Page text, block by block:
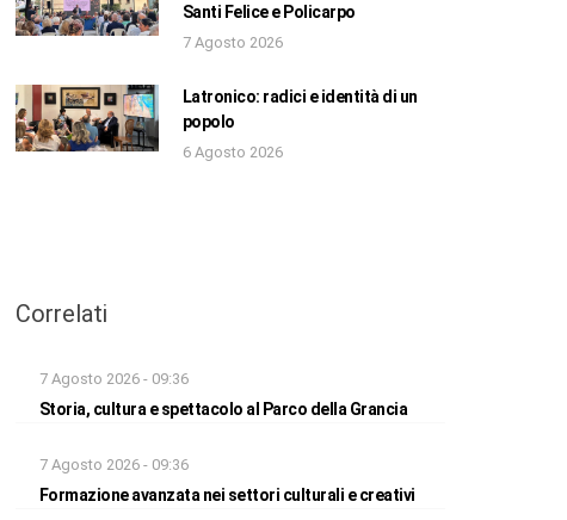
Santi Felice e Policarpo
7 Agosto 2026
Latronico: radici e identità di un
popolo
6 Agosto 2026
Correlati
7 Agosto 2026 - 09:36
Storia, cultura e spettacolo al Parco della Grancia
7 Agosto 2026 - 09:36
Formazione avanzata nei settori culturali e creativi